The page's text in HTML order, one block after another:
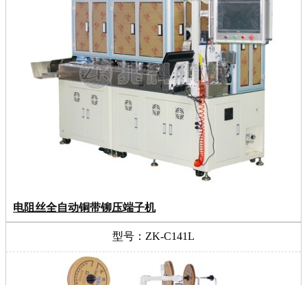
电阻丝全自动铜带铆压端子机
型号：ZK-C141L